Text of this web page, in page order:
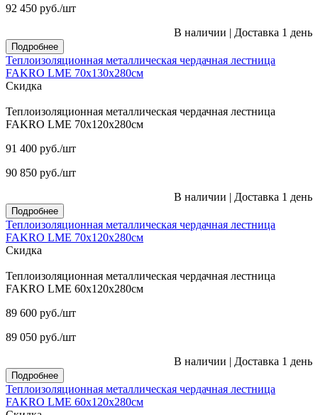
92 450 руб./шт
В наличии | Доставка 1 день
Подробнее
Теплоизоляционная металлическая чердачная лестница
FAKRO LME 70х130х280см
Скидка
Теплоизоляционная металлическая чердачная лестница
FAKRO LME 70х120х280см
91 400 руб./шт
90 850 руб./шт
В наличии | Доставка 1 день
Подробнее
Теплоизоляционная металлическая чердачная лестница
FAKRO LME 70х120х280см
Скидка
Теплоизоляционная металлическая чердачная лестница
FAKRO LME 60х120х280см
89 600 руб./шт
89 050 руб./шт
В наличии | Доставка 1 день
Подробнее
Теплоизоляционная металлическая чердачная лестница
FAKRO LME 60х120х280см